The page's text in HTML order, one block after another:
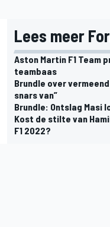
Lees meer
Aston Martin F1 Team
teambaas
Brundle over
snars van”
Brundle: Ontslag Masi
Kost de stilte van
F1 2022?